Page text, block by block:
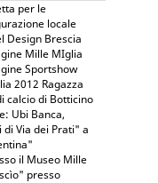
per le
locale
Design Brescia
Mille MIglia
Sportshow
2012 Ragazza
calcio di Botticino
Ubi Banca,
Via dei Prati" a
il Museo Mille
presso